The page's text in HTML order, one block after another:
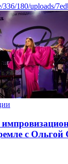
336/180/uploads/
с Ольгой